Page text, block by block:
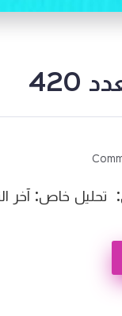
420
تحليل خاص: آخر